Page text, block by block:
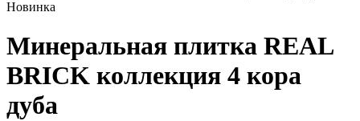
Новинка
Минеральная плитка REAL
BRICK коллекция 4 кора
дуба